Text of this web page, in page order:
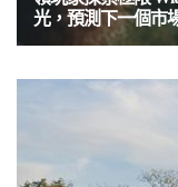
光，預測下一個市